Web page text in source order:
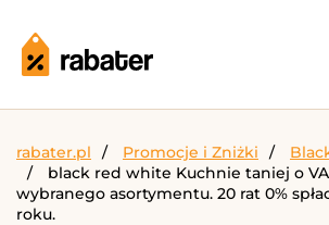
rabater.pl Promocje i Zniżki
black red white Kuchnie taniej o
wybranego asortymentu. 20 rat 0%
roku.